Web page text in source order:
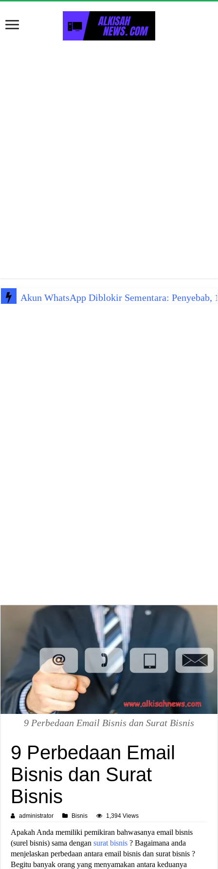
Akun WhatsApp Diblokir Sementara:
9 Perbedaan Email Bisnis dan Surat Bisnis
9 Perbedaan Email
Bisnis dan Surat
Bisnis
administrator Bisnis 1,394 Views
Apakah Anda memiliki pemikiran bahwasanya email bisnis
(surel bisnis) sama dengansurat bisnis ? Bagaimana anda
menjelaskan perbedaan antara email bisnis dan surat bisnis ?
Begitu banyak orang yang menyamakan antara keduanya